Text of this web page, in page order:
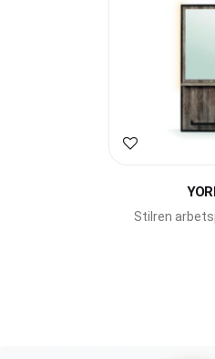
Lägg till i
Stilren